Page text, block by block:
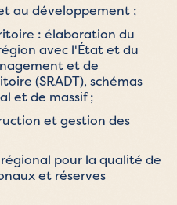
au développement ;
: élaboration du
avec l'État et du
et de
(SRADT), schémas
et de massif ;
et gestion des
pour la qualité de
et réserves